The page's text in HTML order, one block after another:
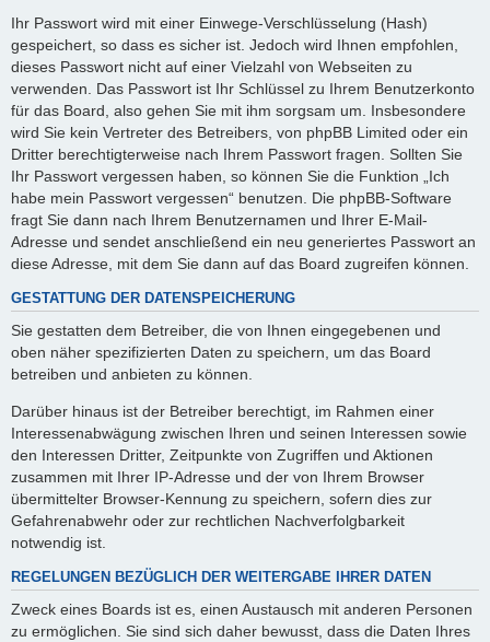
Ihr Passwort wird mit einer Einwege-Verschlüsselung (Hash)
gespeichert, so dass es sicher ist. Jedoch wird Ihnen empfohlen,
dieses Passwort nicht auf einer Vielzahl von Webseiten zu
verwenden. Das Passwort ist Ihr Schlüssel zu Ihrem Benutzerkonto
für das Board, also gehen Sie mit ihm sorgsam um. Insbesondere
wird Sie kein Vertreter des Betreibers, von phpBB Limited oder ein
Dritter berechtigterweise nach Ihrem Passwort fragen. Sollten Sie
Ihr Passwort vergessen haben, so können Sie die Funktion „Ich
habe mein Passwort vergessen“ benutzen. Die phpBB-Software
fragt Sie dann nach Ihrem Benutzernamen und Ihrer E-Mail-
Adresse und sendet anschließend ein neu generiertes Passwort an
diese Adresse, mit dem Sie dann auf das Board zugreifen können.
GESTATTUNG DER DATENSPEICHERUNG
Sie gestatten dem Betreiber, die von Ihnen eingegebenen und
oben näher spezifizierten Daten zu speichern, um das Board
betreiben und anbieten zu können.
Darüber hinaus ist der Betreiber berechtigt, im Rahmen einer
Interessenabwägung zwischen Ihren und seinen Interessen sowie
den Interessen Dritter, Zeitpunkte von Zugriffen und Aktionen
zusammen mit Ihrer IP-Adresse und der von Ihrem Browser
übermittelter Browser-Kennung zu speichern, sofern dies zur
Gefahrenabwehr oder zur rechtlichen Nachverfolgbarkeit
notwendig ist.
REGELUNGEN BEZÜGLICH DER WEITERGABE IHRER DATEN
Zweck eines Boards ist es, einen Austausch mit anderen Personen
zu ermöglichen. Sie sind sich daher bewusst, dass die Daten Ihres